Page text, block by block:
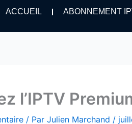
ACCUEIL ABONNEMENT
l’IPTV
/ Par Julien Marchand /